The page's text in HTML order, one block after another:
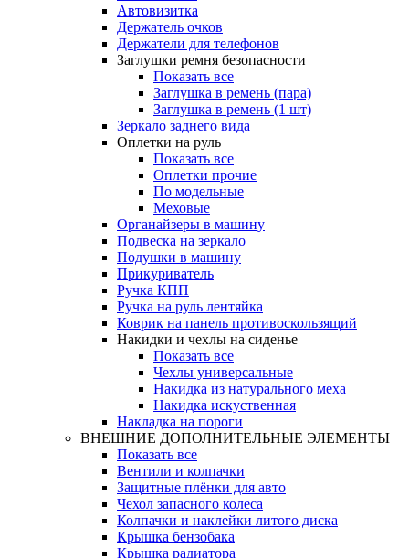
Автовизитка
Держатель очков
Держатели для телефонов
Заглушки ремня безопасности
Показать все
Заглушка в ремень (пара)
Заглушка в ремень (1 шт)
Зеркало заднего вида
Оплетки на руль
Показать все
Оплетки прочиe
По модельные
Меховые
Органайзеры в машину
Подвеска на зеркало
Подушки в машину
Прикуриватель
Ручка КПП
Ручка на руль лентяйка
Коврик на панель противоскользящий
Накидки и чехлы на сиденье
Показать все
Чехлы универсальные
Накидка из натурального меха
Накидка искуственная
Накладка на пороги
ВНЕШНИЕ ДОПОЛНИТЕЛЬНЫЕ ЭЛЕМЕНТЫ
Показать все
Вентили и колпачки
Защитные плёнки для авто
Чехол запасного колеса
Колпачки и наклейки литого диска
Крышка бензобака
Крышка радиатора